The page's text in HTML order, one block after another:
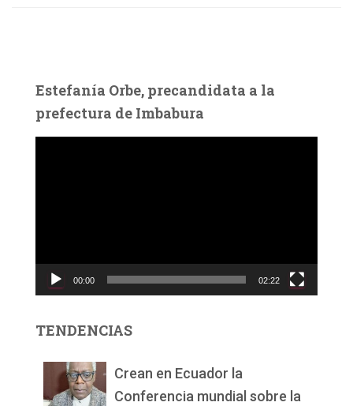
Estefanía Orbe, precandidata a la
prefectura de Imbabura
c
d
00:00 02:22
TENDENCIAS
Crean en Ecuador la
Conferencia mundial sobre la